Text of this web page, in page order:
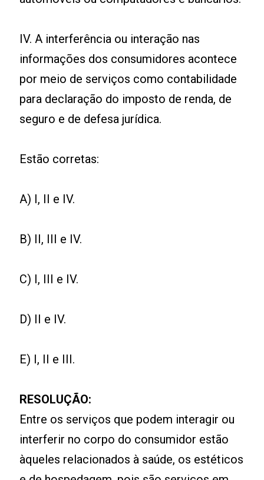
IV. A interferência ou interação nas
informações dos consumidores acontece
por meio de serviços como contabilidade
para declaração do imposto de renda, de
seguro e de defesa jurídica.
Estão corretas:
A) I, II e IV.
B) II, III e IV.
C) I, III e IV.
D) II e IV.
E) I, II e III.
RESOLUÇÃO:
Entre os serviços que podem interagir ou
interferir no corpo do consumidor estão
àqueles relacionados à saúde, os estéticos